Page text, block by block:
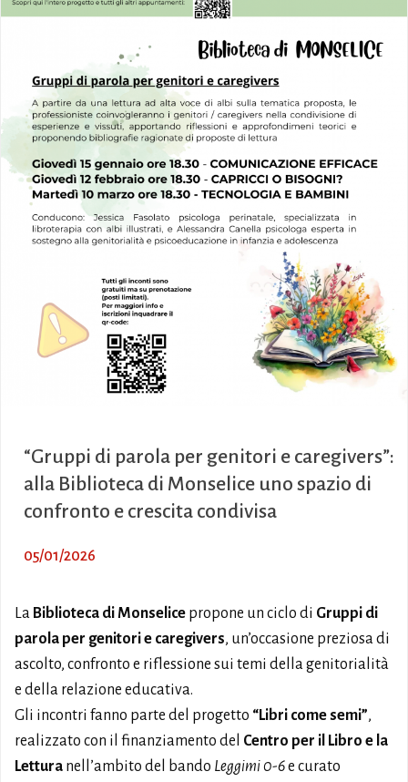
“Gruppi di parola per genitori e caregivers”:
alla Biblioteca di Monselice uno spazio di
confronto e crescita condivisa
05/01/2026
La Biblioteca di Monselice propone un ciclo di Gruppi di
parola per genitori e caregivers, un’occasione preziosa di
ascolto, confronto e riflessione sui temi della genitorialità
e della relazione educativa.
Gli incontri fanno parte del progetto “Libri come semi”,
realizzato con il finanziamento del Centro per il Libro e la
Lettura nell’ambito del bando Leggimi 0-6e curato